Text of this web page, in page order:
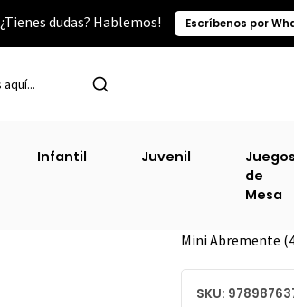
¿Tienes dudas? Hablemos! Escríbenos por
Infantil Juvenil
Juegos
de
Mesa
Mini
Mini Abremente
SKU: